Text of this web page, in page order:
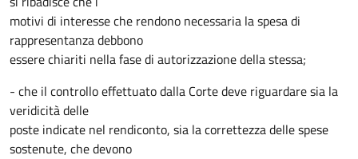
motivi di interesse che rendono necessaria la spesa di
rappresentanza debbono
essere chiariti nella fase di autorizzazione della stessa;
- che il controllo effettuato dalla Corte deve riguardare sia la
veridicità delle
poste indicate nel rendiconto, sia la correttezza delle spese
sostenute, che devono